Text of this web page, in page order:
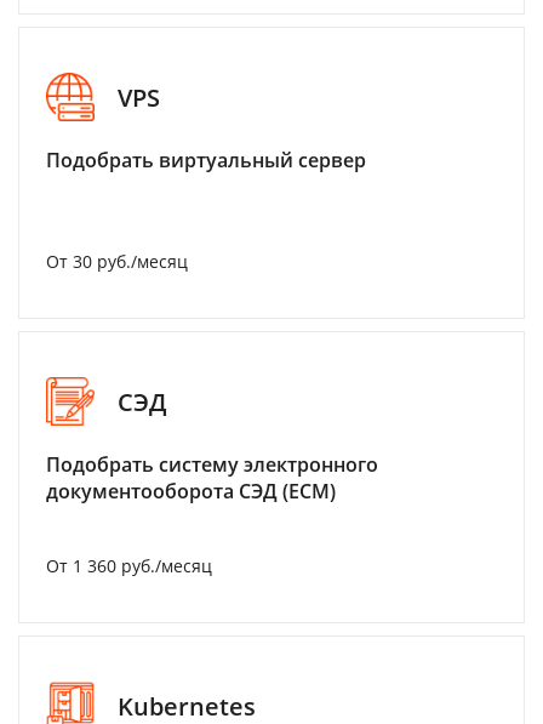
VPS
Подобрать виртуальный сервер
От 30 руб./месяц
СЭД
Подобрать систему электронного
документооборота СЭД (ECM)
От 1 360 руб./месяц
Kubernetes